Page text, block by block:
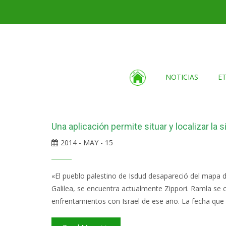
NOTICIAS
Una aplicación permite situar y localizar la
2014 - MAY - 15
«El pueblo palestino de Isdud desapareció del
Galilea, se encuentra actualmente Zippori. Ramla
enfrentamientos con Israel de ese año. La fecha